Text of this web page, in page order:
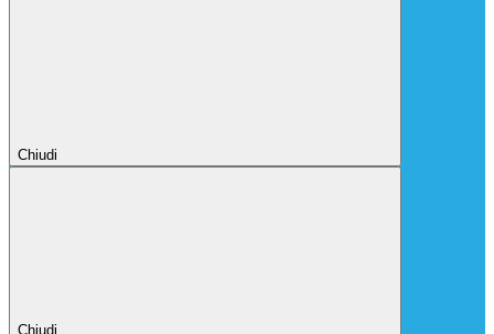
Chiudi
Chiudi